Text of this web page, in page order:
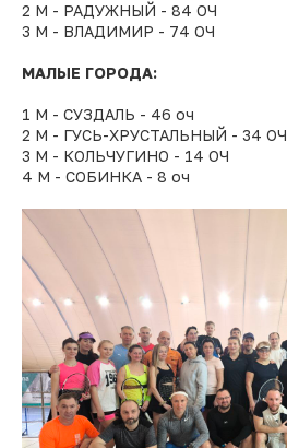
2 М - РАДУЖНЫЙ - 84 ОЧ
3 М - ВЛАДИМИР - 74 ОЧ
МАЛЫЕ ГОРОДА:
1 М - СУЗДАЛЬ - 46 оч
2 М - ГУСЬ-ХРУСТАЛЬНЫЙ - 34 ОЧ
3 М - КОЛЬЧУГИНО - 14 ОЧ
4 М - СОБИНКА - 8 оч